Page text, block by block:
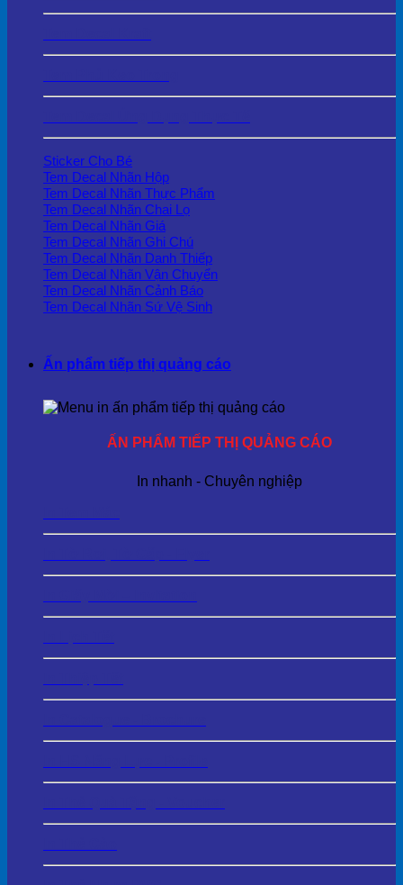
Sticker Cho Bé
Tem Decal Nhãn Hộp
Tem Decal Nhãn Thực Phẩm
Tem Decal Nhãn Chai Lọ
Tem Decal Nhãn Giá
Tem Decal Nhãn Ghi Chú
Tem Decal Nhãn Danh Thiếp
Tem Decal Nhãn Vận Chuyển
Tem Decal Nhãn Cảnh Báo
Tem Decal Nhãn Sứ Vệ Sinh
Ấn phẩm tiếp thị quảng cáo
ẤN PHẨM TIẾP THỊ QUẢNG CÁO
In nhanh - Chuyên nghiệp